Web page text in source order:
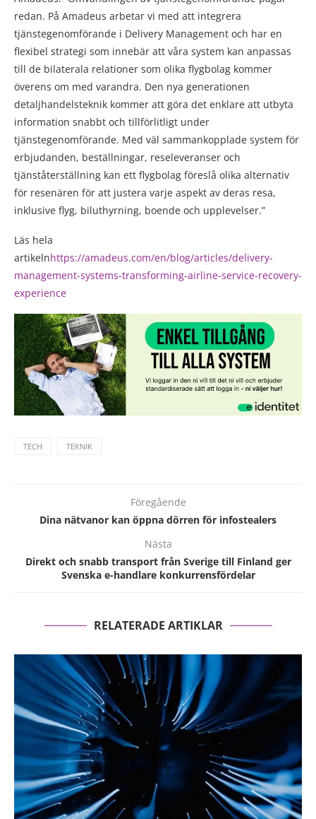
redan. På Amadeus arbetar vi med att integrera
tjänstegenomförande i Delivery Management och har en
flexibel strategi som innebär att våra system kan anpassas
till de bilaterala relationer som olika flygbolag kommer
överens om med varandra. Den nya generationen
detaljhandelsteknik kommer att göra det enklare att utbyta
information snabbt och tillförlitligt under
tjänstegenomförande. Med väl sammankopplade system för
erbjudanden, beställningar, reseleveranser och
tjänståterställning kan ett flygbolag föreslå olika alternativ
för resenären för att justera varje aspekt av deras resa,
inklusive flyg, biluthyrning, boende och upplevelser.”
Läs hela
artikelnhttps://amadeus.com/en/blog/articles/delivery-
management-systems-transforming-airline-service-recovery-
experience
TECH TEKNIK
Föregående
Dina nätvanor kan öppna dörren för infostealers
Nästa
Direkt och snabb transport från Sverige till Finland ger
Svenska e-handlare konkurrensfördelar
RELATERADE ARTIKLAR